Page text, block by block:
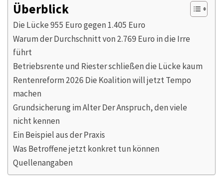
Überblick
Die Lücke 955 Euro gegen 1.405 Euro
Warum der Durchschnitt von 2.769 Euro in die Irre
führt
Betriebsrente und Riester schließen die Lücke kaum
Rentenreform 2026 Die Koalition will jetzt Tempo
machen
Grundsicherung im Alter Der Anspruch, den viele
nicht kennen
Ein Beispiel aus der Praxis
Was Betroffene jetzt konkret tun können
Quellenangaben